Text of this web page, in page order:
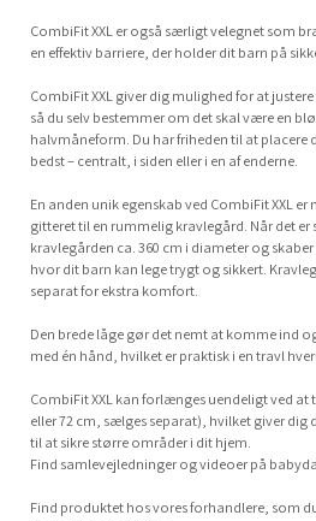
CombiFit XXL er også særligt velegnet som
en effektiv barriere, der holder dit barn på
CombiFit XXL giver dig mulighed for at
så du selv bestemmer om det skal være en
halvmåneform. Du har friheden til at placere
bedst – centralt, i siden eller i en af enderne.
En anden unik egenskab ved CombiFit XXL
gitteret til en rummelig kravlegård. Når det
kravlegården ca. 360 cm i diameter og
hvor dit barn kan lege trygt og sikkert.
separat for ekstra komfort.
Den brede låge gør det nemt at komme ind
med én hånd, hvilket er praktisk i en travl
CombiFit XXL kan forlænges uendeligt ved at
eller 72 cm, sælges separat), hvilket giver
til at sikre større områder i dit hjem.
Find samlevejledninger og videoer på
Find produktet hos vores forhandlere, som